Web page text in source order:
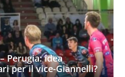
Perugia: idea
per il vice-Giannelli?